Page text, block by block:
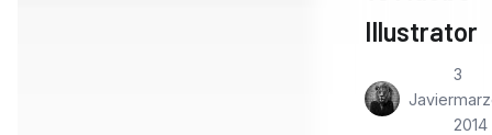
Illustrator
Javier
3
2014